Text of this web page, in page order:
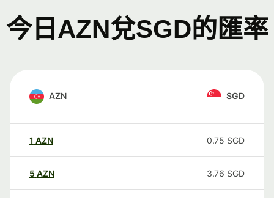
今日AZN兌SGD的匯率
AZN SGD
1 AZN 0.75 SGD
5 AZN 3.76 SGD